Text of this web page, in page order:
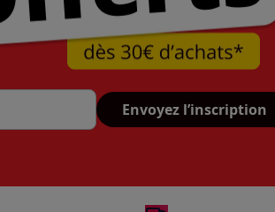
Envoyez l’inscription